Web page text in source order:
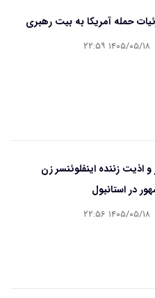
حمله آمریکا به بیت رهبری
۱۴۰۵/۰۵/۱۸ ۲۲:۵۹
و اذیت زننده اینفلوئنسر زن
در استانبول
۱۴۰۵/۰۵/۱۸ ۲۲:۵۶